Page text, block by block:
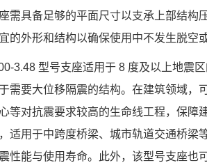
需具备足够的平面尺寸以支承上部结构
的外形和结构以确保使用中不发生脱空
3.48 型号支座适用于 8 度及以上地震
需要大位移隔震的结构。在建筑领域，
等对抗震要求较高的生命线工程，保障
适用于中跨度桥梁、城市轨道交通桥梁
性能与使用寿命。此外，该型号支座也